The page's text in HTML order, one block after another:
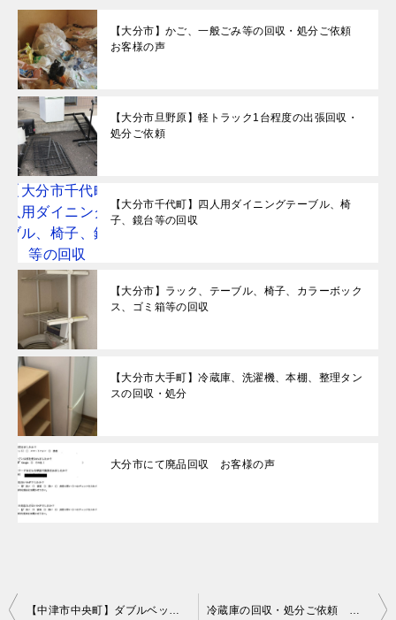
【大分市】かご、一般ごみ等の回収・処分ご依頼
お客様の声
【大分市旦野原】軽トラック1台程度の出張回収・
処分ご依頼
【大分市千代町】四人用ダイニングテーブル、椅
子、鏡台等の回収
【大分市】ラック、テーブル、椅子、カラーボック
ス、ゴミ箱等の回収
【大分市大手町】冷蔵庫、洗濯機、本棚、整理タン
スの回収・処分
大分市にて廃品回収 お客様の声
投
【中津市中央町】ダブルベッドマットレスの回収・処分ご依頼 冷蔵庫の回収・処分ご依頼 お客様の声